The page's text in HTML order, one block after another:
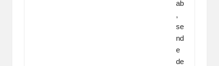
ab
,
se
nd
e
de